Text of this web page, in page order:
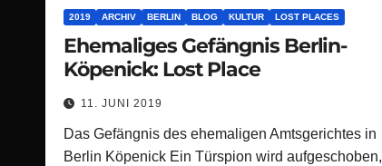
2019 ARCHIV BERLIN BLOG KULTUR LOST PLACES
Ehemaliges Gefängnis Berlin-
Köpenick: Lost Place
11. JUNI 2019
Das Gefängnis des ehemaligen Amtsgerichtes in
Berlin Köpenick Ein Türspion wird aufgeschoben,